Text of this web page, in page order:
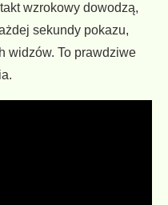
wzrokowy dowodzą,
sekundy pokazu,
widzów. To prawdziwe